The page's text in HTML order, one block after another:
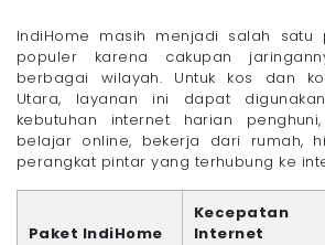
IndiHome masih menjadi salah satu
populer karena cakupan
berbagai wilayah. Untuk kos dan
Utara, layanan ini dapat
kebutuhan internet harian
belajar online, bekerja dari rumah,
perangkat pintar yang terhubung ke
Paket IndiHome
Kecepatan
Internet